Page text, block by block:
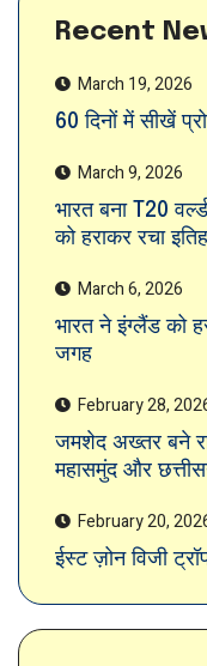
Recent
March 19, 2026
60 दिनों में सीखें
March 9, 2026
भारत बना T20
को हराकर रचा
March 6, 2026
भारत ने इंग्लैंड को
जगह
February 28,
जमशेद अख्तर बने
महासमुंद और
February 20,
ईस्ट ज़ोन विजी